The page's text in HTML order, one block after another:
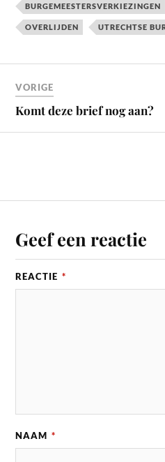
BURGEMEESTERSVERKIEZINGEN
OVERLIJDEN UTRECHTSE
VORIGE
Komt deze brief nog aan?
Geef een reactie
REACTIE *
NAAM *